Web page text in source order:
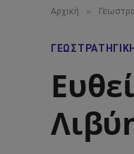
Αρχική »
ΓΕΩΣΤΡΑΤΗΓΙΚΉ